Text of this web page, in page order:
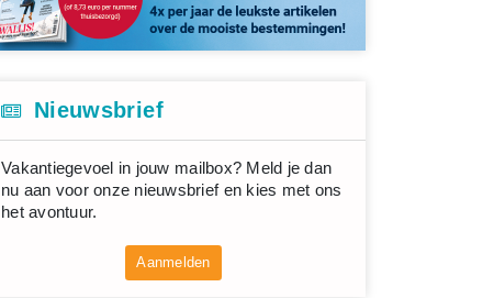
Nieuwsbrief
Vakantiegevoel in jouw mailbox? Meld je dan
nu aan voor onze nieuwsbrief en kies met ons
het avontuur.
Aanmelden